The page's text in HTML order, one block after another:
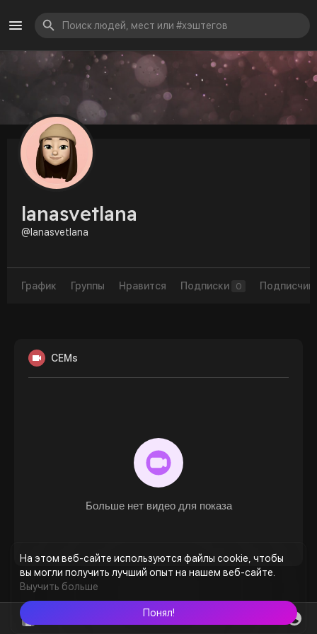
На этом веб-сайте используются файлы cookie, чтобы
вы могли получить лучший опыт на нашем веб-сайте.
Выучить больше
Понял!
lanasvetlana
@lanasvetlana
График Группы Нравится Подписки 0
CEMs
Больше нет видео для показа